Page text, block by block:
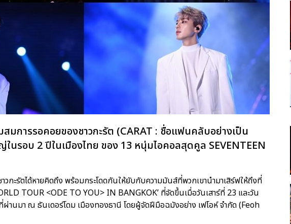
มการรอคอยของชาวกะรัต (CARAT : ชื่อแฟนคลับอย่างเป็น
นรอบ 2 ปีในเมืองไทย ของ 13 หนุ่มไอคอลสุดคูล SEVENTEEN
วกะรัตได้หายคิดถึง พร้อมกระโดดกันให้ยับกับความมันส์ที่พวกเขานำมาเสิร์ฟให้ถึงที่
TOUR <ODE TO YOU> IN BANGKOK’ ที่จัดขึ้นเมื่อวันเสาร์ที่ 23 และวัน
านมา ณ ธันเดอร์โดม เมืองทองธานี โดยผู้จัดฝีมือฉมังอย่าง เฟโอห์ จำกัด (Feoh